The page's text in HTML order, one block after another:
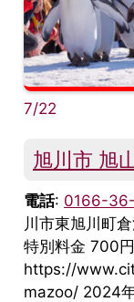
7/22
旭川市 旭
電話: 0166-
川市東旭川町
特別料金 700
https://
mazoo/ 2024